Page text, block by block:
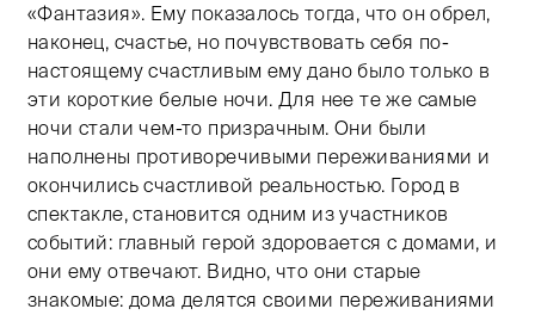
«Фантазия». Ему показалось тогда, что он обрел,
наконец, счастье, но почувствовать себя по-
настоящему счастливым ему дано было только в
эти короткие белые ночи. Для нее те же самые
ночи стали чем-то призрачным. Они были
наполнены противоречивыми переживаниями и
окончились счастливой реальностью. Город в
спектакле, становится одним из участников
событий: главный герой здоровается с домами, и
они ему отвечают. Видно, что они старые
знакомые: дома делятся своими переживаниями